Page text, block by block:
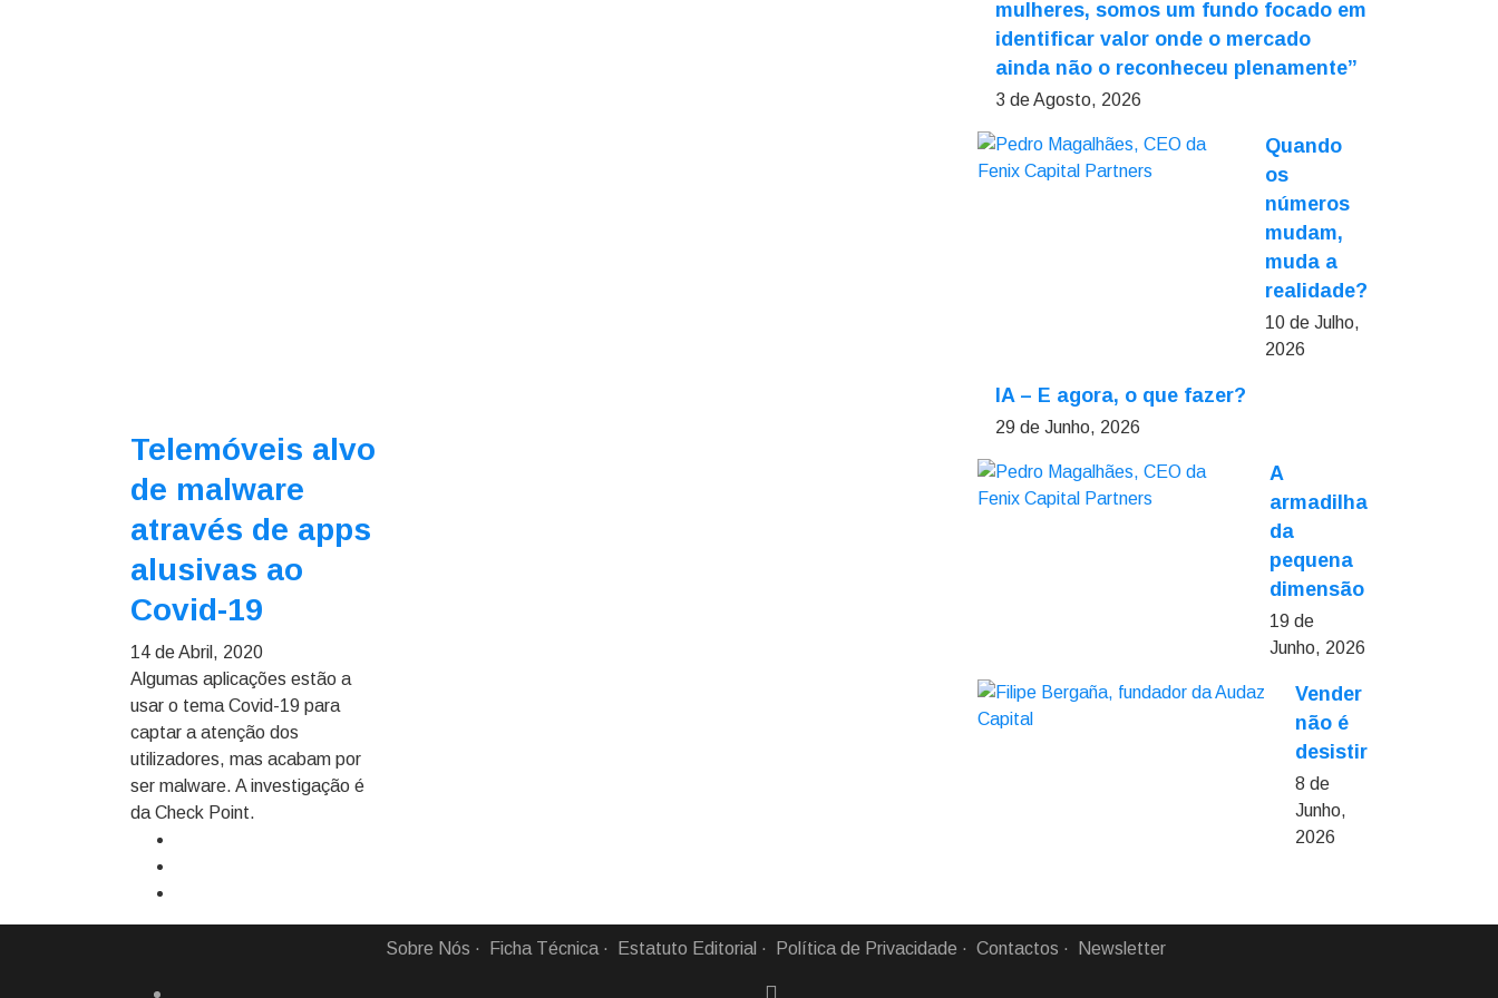
Telemóveis alvo
de malware
através de apps
alusivas ao
Covid-19
14 de Abril, 2020
Algumas aplicações estão a
usar o tema Covid-19 para
captar a atenção dos
utilizadores, mas acabam por
ser malware. A investigação é
da Check Point.
mulheres, somos um fundo focado em
identificar valor onde o mercado
ainda não o reconheceu plenamente”
3 de Agosto, 2026
Quando
os
números
mudam,
muda a
realidade?
10 de Julho,
2026
IA – E agora, o que fazer?
29 de Junho, 2026
A
armadilha
da
pequena
dimensão
19 de
Junho, 2026
Vender
não é
desistir
8 de
Junho,
2026
Sobre Nós Ficha Técnica Estatuto Editorial Política de Privacidade Contactos Newsletter